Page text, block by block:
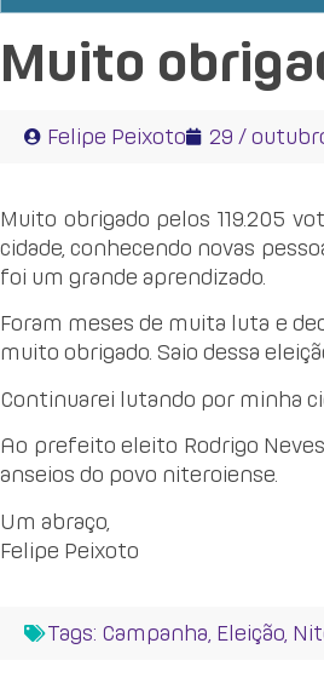
Muito
Felipe Peixoto 29 /
Muito obrigado pelos 119.205
cidade, conhecendo novas
foi um grande aprendizado.
Foram meses de muita luta e
muito obrigado. Saio dessa
Continuarei lutando por minha
Ao prefeito eleito Rodrigo
anseios do povo niteroiense.
Um abraço,
Felipe Peixoto
Tags: Campanha Eleição